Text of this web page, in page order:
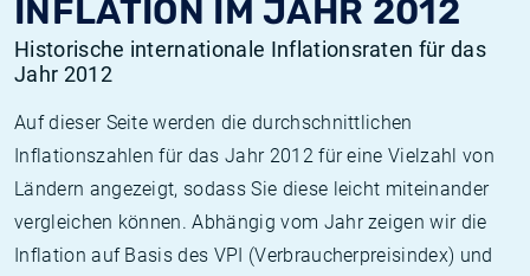
INFLATION IM JAHR 2012
Historische internationale Inflationsraten für das
Jahr 2012
Auf dieser Seite werden die durchschnittlichen
Inflationszahlen für das Jahr 2012 für eine Vielzahl von
Ländern angezeigt, sodass Sie diese leicht miteinander
vergleichen können. Abhängig vom Jahr zeigen wir die
Inflation auf Basis des VPI (Verbraucherpreisindex) und